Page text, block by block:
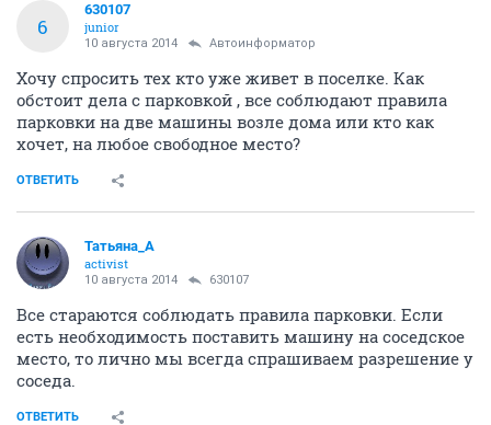
6
630107
junior
10 августа 2014 Автоинформатор
Хочу спросить тех кто уже живет в поселке. Как
обстоит дела с парковкой , все соблюдают правила
парковки на две машины возле дома или кто как
хочет, на любое свободное место?
ОТВЕТИТЬ
Татьяна_А
activist
10 августа 2014 630107
Все стараются соблюдать правила парковки. Если
есть необходимость поставить машину на соседское
место, то лично мы всегда спрашиваем разрешение у
соседа.
ОТВЕТИТЬ